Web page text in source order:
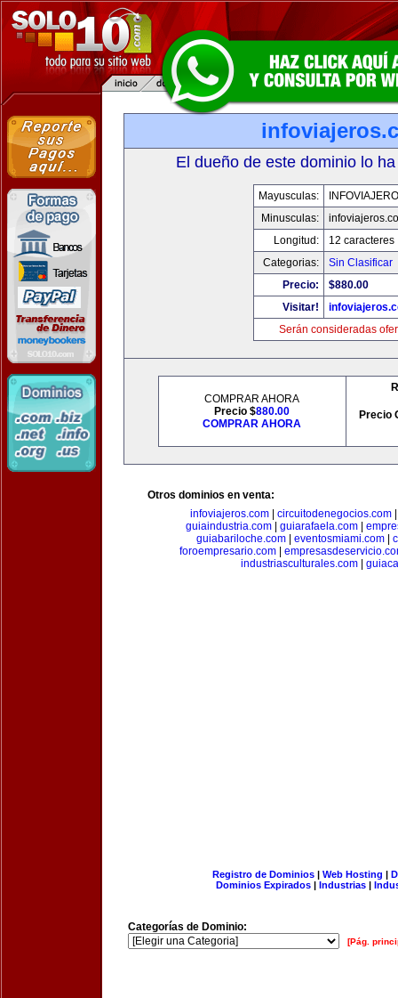
El dueño de este dominio lo
Mayusculas:
Minusculas:
Longitud:
12 caracteres
Categorias:
Sin Clasificar
Precio:
$880.00
Visitar!
Serán consideradas
COMPRAR AHORA
Precio $880.00
COMPRAR AHORA
Precio
Otros dominios en venta:
infoviajeros.com
circuitodenegocios.com
guiaindustria.com
guiarafaela.com
guiabariloche.com
eventosmiami.com
foroempresario.com|
industriasculturales.com|
Registro de Dominios| Web Hosting |
Dominios Expirados | Industrias |
Categorías de Dominio:
[Pág.